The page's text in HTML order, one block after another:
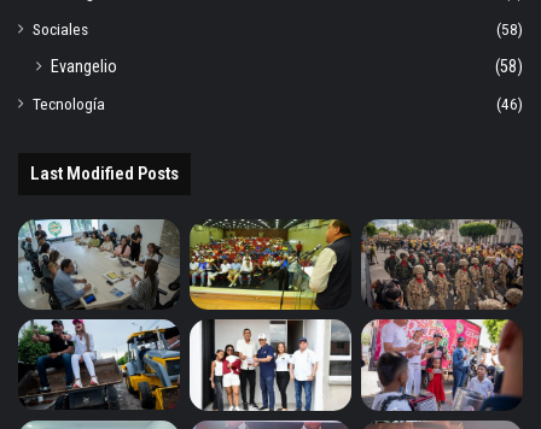
Sociales
(58)
Evangelio
(58)
Tecnología
(46)
Last Modified Posts